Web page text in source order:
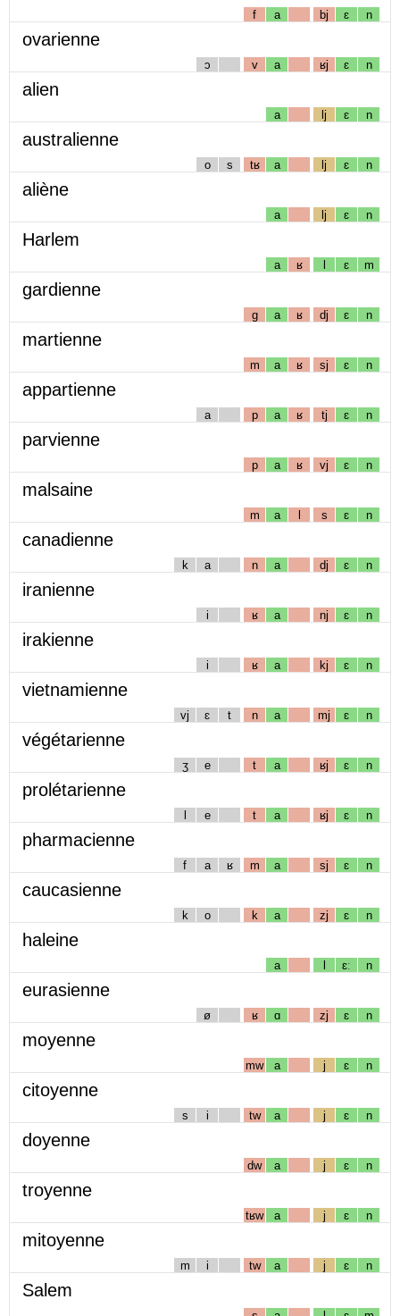
f a bj ɛ n
ovarienne
ɔ v a ʁj ɛ n
alien
a lj ɛ n
australienne
o s tʁ a lj ɛ n
aliène
a lj ɛ n
Harlem
a ʁ l ɛ m
gardienne
g a ʁ dj ɛ n
martienne
m a ʁ sj ɛ n
appartienne
a p a ʁ tj ɛ n
parvienne
p a ʁ vj ɛ n
malsaine
m a l s ɛ n
canadienne
k a n a dj ɛ n
iranienne
i ʁ a nj ɛ n
irakienne
i ʁ a kj ɛ n
vietnamienne
vj ɛ t n a mj ɛ n
végétarienne
ʒ e t a ʁj ɛ n
prolétarienne
l e t a ʁj ɛ n
pharmacienne
f a ʁ m a sj ɛ n
caucasienne
k o k a zj ɛ n
haleine
a l ɛː n
eurasienne
ø ʁ ɑ zj ɛ n
moyenne
mw a j ɛ n
citoyenne
s i tw a j ɛ n
doyenne
dw a j ɛ n
troyenne
tʁw a j ɛ n
mitoyenne
m i tw a j ɛ n
Salem